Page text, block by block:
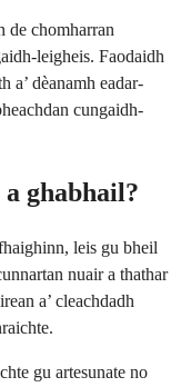
de chomharran
leigheis. Faodaidh
a’ dèanamh eadar-
cungaidh-
ghabhail?
leis gu bheil
nuair a thathar
a’ cleachdadh
gu artesunate no